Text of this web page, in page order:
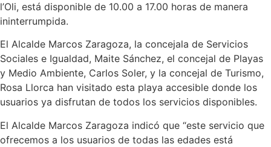
l’Oli, está disponible de 10.00 a 17.00 horas de manera
ininterrumpida.
El Alcalde Marcos Zaragoza, la concejala de Servicios
Sociales e Igualdad, Maite Sánchez, el concejal de Playas
y Medio Ambiente, Carlos Soler, y la concejal de Turismo,
Rosa Llorca han visitado esta playa accesible donde los
usuarios ya disfrutan de todos los servicios disponibles.
El Alcalde Marcos Zaragoza indicó que “este servicio que
ofrecemos a los usuarios de todas las edades está